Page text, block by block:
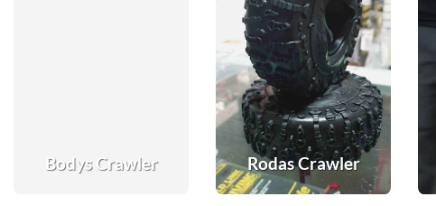
Bodys Crawler Rodas Crawler